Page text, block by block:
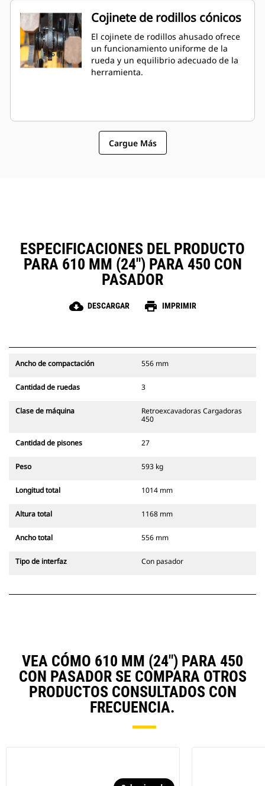
Cojinete de rodillos cónicos
El cojinete de rodillos ahusado ofrece
un funcionamiento uniforme de la
rueda y un equilibrio adecuado de la
herramienta.
Cargue Más
ESPECIFICACIONES DEL PRODUCTO
PARA 610 MM (24") PARA 450 CON
PASADOR
cloud_download DESCARGAR print IMPRIMIR
Ancho de compactación 556 mm
Cantidad de ruedas 3
Clase de máquina
Retroexcavadoras Cargadoras
450
Cantidad de pisones 27
Peso 593 kg
Longitud total 1014 mm
Altura total 1168 mm
Ancho total 556 mm
Tipo de interfaz Con pasador
VEA CÓMO 610 MM (24") PARA 450
CON PASADOR SE COMPARA OTROS
PRODUCTOS CONSULTADOS CON
FRECUENCIA.